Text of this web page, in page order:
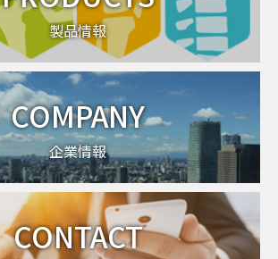
製品情報
COMPANY
企業情報
CONTACT